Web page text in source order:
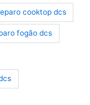
cooktop dcs
fogão dcs